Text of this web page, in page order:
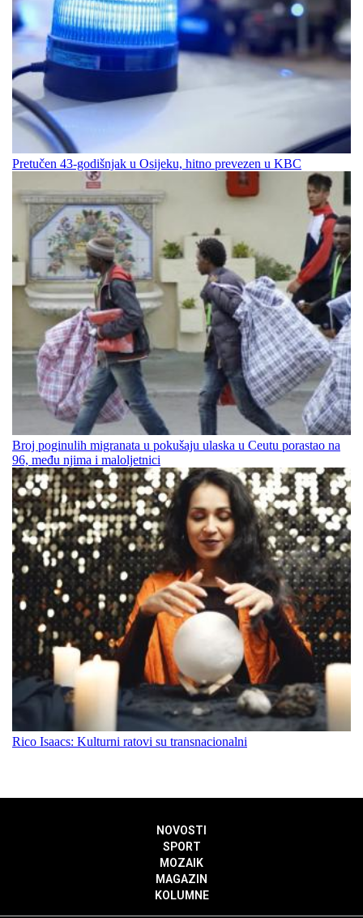
Pretučen 43-godišnjak u Osijeku, hitno prevezen u KBC
Broj poginulih migranata u pokušaju ulaska u Ceutu porastao na
96, među njima i maloljetnici
Rico Isaacs: Kulturni ratovi su transnacionalni
NOVOSTI
SPORT
MOZAIK
MAGAZIN
KOLUMNE